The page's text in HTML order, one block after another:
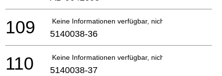
Keine Informationen verfügbar, nicht bestellbar
109 5140038-36
Keine Informationen verfügbar, nicht bestellbar
110 5140038-37